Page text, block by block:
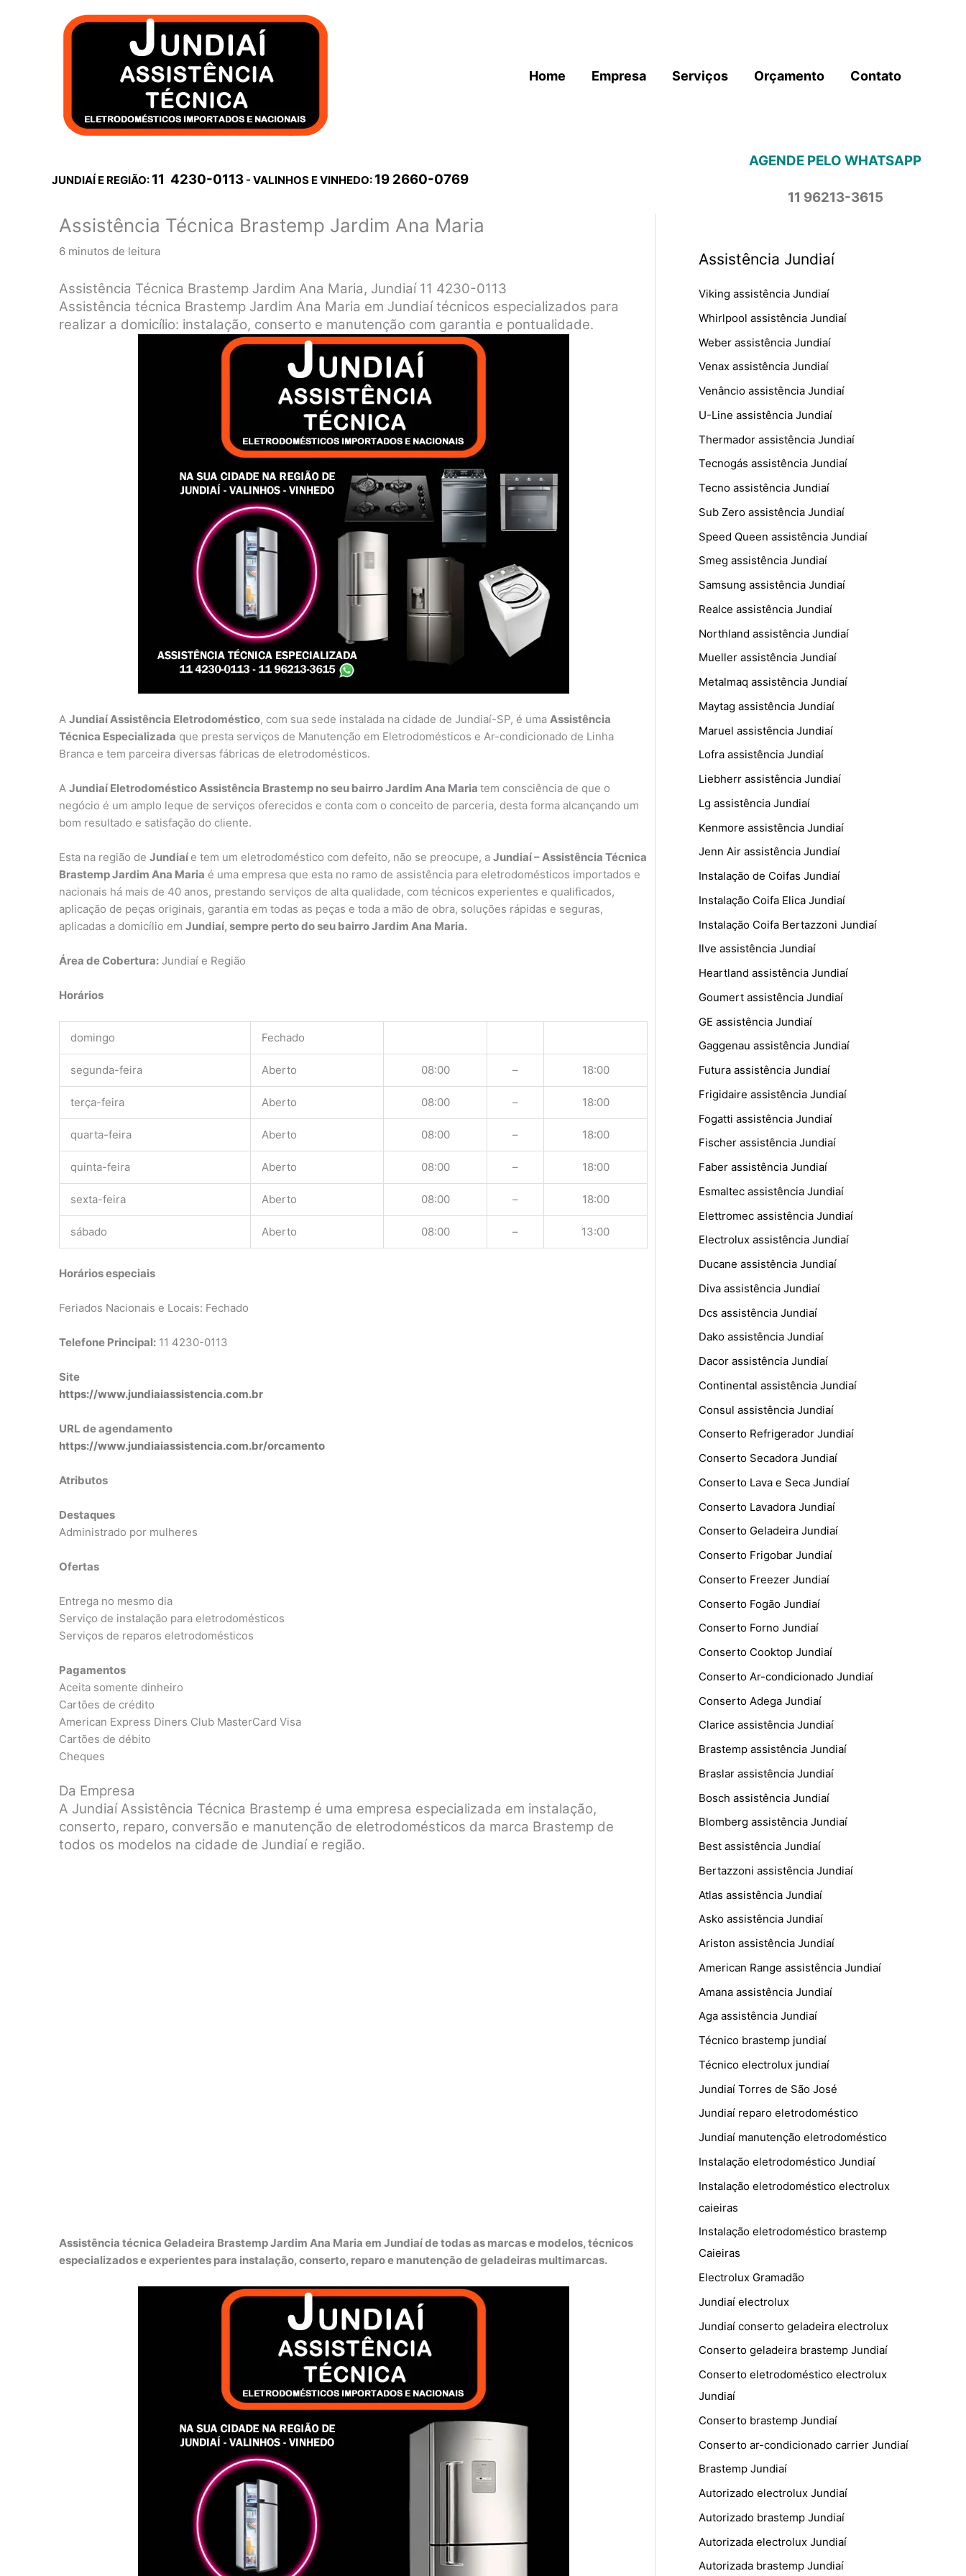
Home Empresa Serviços Orçamento Contato
JUNDIAÍ E REGIÃO: 11 4230-0113 - VALINHOS E VINHEDO: 19 2660-0769
AGENDE PELO WHATSAPP
11 96213-3615
Assistência Técnica Brastemp Jardim Ana Maria
6 minutos de leitura
Assistência Técnica Brastemp Jardim Ana Maria, Jundiaí 11 4230-0113
Assistência técnica Brastemp Jardim Ana Maria em Jundiaí técnicos especializados para
realizar a domicílio: instalação, conserto e manutenção com garantia e pontualidade.
A Jundiaí Assistência Eletrodoméstico, com sua sede instalada na cidade de Jundiaí-SP, é uma Assistência
Técnica Especializada que presta serviços de Manutenção em Eletrodomésticos e Ar-condicionado de Linha
Branca e tem parceira diversas fábricas de eletrodomésticos.
A Jundiaí Eletrodoméstico Assistência Brastemp no seu bairro Jardim Ana Maria tem consciência de que o
negócio é um amplo leque de serviços oferecidos e conta com o conceito de parceria, desta forma alcançando um
bom resultado e satisfação do cliente.
Esta na região de Jundiaí e tem um eletrodoméstico com defeito, não se preocupe, a Jundiaí – Assistência Técnica
Brastemp Jardim Ana Maria é uma empresa que esta no ramo de assistência para eletrodomésticos importados e
nacionais há mais de 40 anos, prestando serviços de alta qualidade, com técnicos experientes e qualificados,
aplicação de peças originais, garantia em todas as peças e toda a mão de obra, soluções rápidas e seguras,
aplicadas a domicílio em Jundiaí, sempre perto do seu bairro Jardim Ana Maria.
Área de Cobertura: Jundiaí e Região
Horários
domingo Fechado
segunda-feira Aberto 08:00 – 18:00
terça-feira Aberto 08:00 – 18:00
quarta-feira Aberto 08:00 – 18:00
quinta-feira Aberto 08:00 – 18:00
sexta-feira Aberto 08:00 – 18:00
sábado Aberto 08:00 – 13:00
Horários especiais
Feriados Nacionais e Locais: Fechado
Telefone Principal: 11 4230-0113
Site
https://www.jundiaiassistencia.com.br
URL de agendamento
https://www.jundiaiassistencia.com.br/orcamento
Atributos
Destaques
Administrado por mulheres
Ofertas
Entrega no mesmo dia
Serviço de instalação para eletrodomésticos
Serviços de reparos eletrodomésticos
Pagamentos
Aceita somente dinheiro
Cartões de crédito
American Express Diners Club MasterCard Visa
Cartões de débito
Cheques
Da Empresa
A Jundiaí Assistência Técnica Brastemp é uma empresa especializada em instalação,
conserto, reparo, conversão e manutenção de eletrodomésticos da marca Brastemp de
todos os modelos na cidade de Jundiaí e região.
Assistência técnica Geladeira Brastemp Jardim Ana Maria em Jundiaí de todas as marcas e modelos, técnicos
especializados e experientes para instalação, conserto, reparo e manutenção de geladeiras multimarcas.
Assistência Jundiaí
Viking assistência Jundiaí
Whirlpool assistência Jundiaí
Weber assistência Jundiaí
Venax assistência Jundiaí
Venâncio assistência Jundiaí
U-Line assistência Jundiaí
Thermador assistência Jundiaí
Tecnogás assistência Jundiaí
Tecno assistência Jundiaí
Sub Zero assistência Jundiaí
Speed Queen assistência Jundiaí
Smeg assistência Jundiaí
Samsung assistência Jundiaí
Realce assistência Jundiaí
Northland assistência Jundiaí
Mueller assistência Jundiaí
Metalmaq assistência Jundiaí
Maytag assistência Jundiaí
Maruel assistência Jundiaí
Lofra assistência Jundiaí
Liebherr assistência Jundiaí
Lg assistência Jundiaí
Kenmore assistência Jundiaí
Jenn Air assistência Jundiaí
Instalação de Coifas Jundiaí
Instalação Coifa Elica Jundiaí
Instalação Coifa Bertazzoni Jundiaí
Ilve assistência Jundiaí
Heartland assistência Jundiaí
Goumert assistência Jundiaí
GE assistência Jundiaí
Gaggenau assistência Jundiaí
Futura assistência Jundiaí
Frigidaire assistência Jundiaí
Fogatti assistência Jundiaí
Fischer assistência Jundiaí
Faber assistência Jundiaí
Esmaltec assistência Jundiaí
Elettromec assistência Jundiaí
Electrolux assistência Jundiaí
Ducane assistência Jundiaí
Diva assistência Jundiaí
Dcs assistência Jundiaí
Dako assistência Jundiaí
Dacor assistência Jundiaí
Continental assistência Jundiaí
Consul assistência Jundiaí
Conserto Refrigerador Jundiaí
Conserto Secadora Jundiaí
Conserto Lava e Seca Jundiaí
Conserto Lavadora Jundiaí
Conserto Geladeira Jundiaí
Conserto Frigobar Jundiaí
Conserto Freezer Jundiaí
Conserto Fogão Jundiaí
Conserto Forno Jundiaí
Conserto Cooktop Jundiaí
Conserto Ar-condicionado Jundiaí
Conserto Adega Jundiaí
Clarice assistência Jundiaí
Brastemp assistência Jundiaí
Braslar assistência Jundiaí
Bosch assistência Jundiaí
Blomberg assistência Jundiaí
Best assistência Jundiaí
Bertazzoni assistência Jundiaí
Atlas assistência Jundiaí
Asko assistência Jundiaí
Ariston assistência Jundiaí
American Range assistência Jundiaí
Amana assistência Jundiaí
Aga assistência Jundiaí
Técnico brastemp jundiaí
Técnico electrolux jundiaí
Jundiaí Torres de São José
Jundiaí reparo eletrodoméstico
Jundiaí manutenção eletrodoméstico
Instalação eletrodoméstico Jundiaí
Instalação eletrodoméstico electrolux
caieiras
Instalação eletrodoméstico brastemp
Caieiras
Electrolux Gramadão
Jundiaí electrolux
Jundiaí conserto geladeira electrolux
Conserto geladeira brastemp Jundiaí
Conserto eletrodoméstico electrolux
Jundiaí
Conserto brastemp Jundiaí
Conserto ar-condicionado carrier Jundiaí
Brastemp Jundiaí
Autorizado electrolux Jundiaí
Autorizado brastemp Jundiaí
Autorizada electrolux Jundiaí
Autorizada brastemp Jundiaí